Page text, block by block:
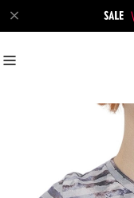
#Perks And Mini
おすすめキ
#SALE #SAN SAN